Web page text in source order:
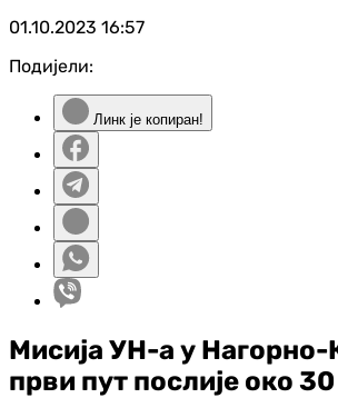
01.10.2023 16:57
Подијели:
Линк је копиран!
Мисија УН-а у Нагорно-
први пут послије око